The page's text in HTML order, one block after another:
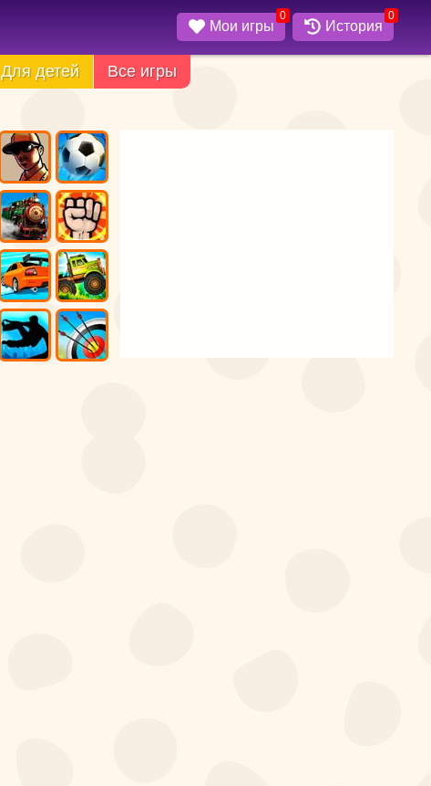
Мои игры
0
История
0
Для детей Все игры